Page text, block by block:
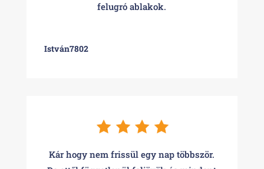
felugró ablakok.
István7802
Kár hogy nem frissül egy nap többször.